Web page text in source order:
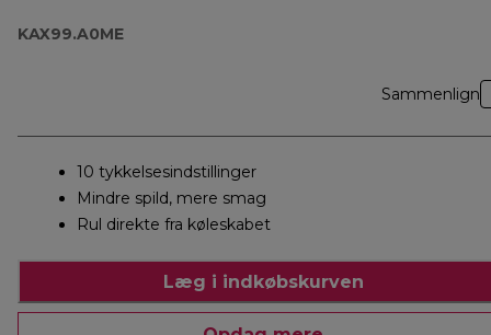
KAX99.A0ME
Sammenlign
10 tykkelsesindstillinger
Mindre spild, mere smag
Rul direkte fra køleskabet
Læg i indkøbskurven